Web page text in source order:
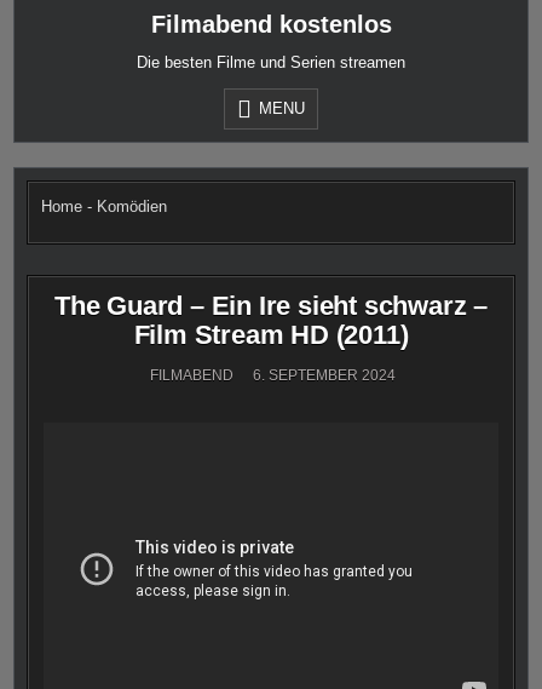
Filmabend kostenlos
Die besten Filme und Serien streamen
MENU
Home - Komödien
The Guard – Ein Ire sieht schwarz –
Film Stream HD (2011)
FILMABEND 6. SEPTEMBER 2024